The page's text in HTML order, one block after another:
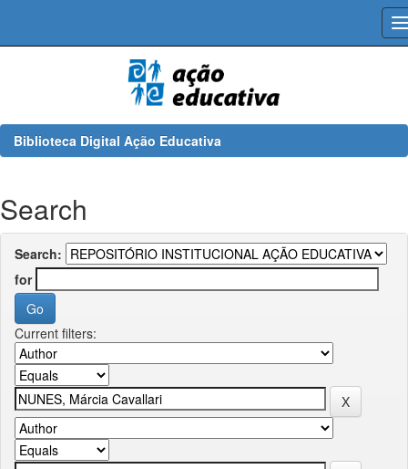
Biblioteca Digital Ação Educativa
Search
Search:
for
Current filters: